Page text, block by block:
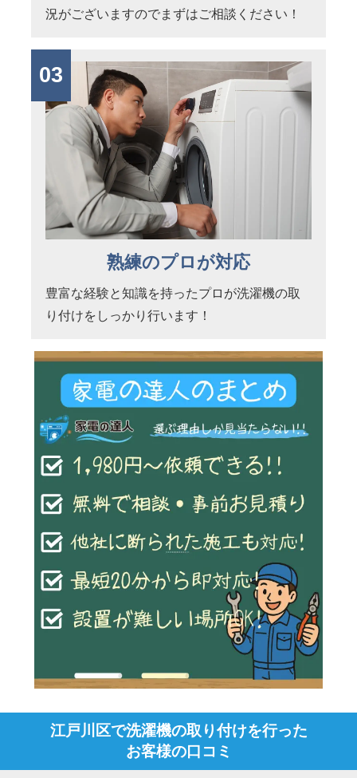
況がございますのでまずはご相談ください！
03
熟練のプロが対応
豊富な経験と知識を持ったプロが洗濯機の取
り付けをしっかり行います！
江戸川区で洗濯機の取り付けを行った
お客様の口コミ